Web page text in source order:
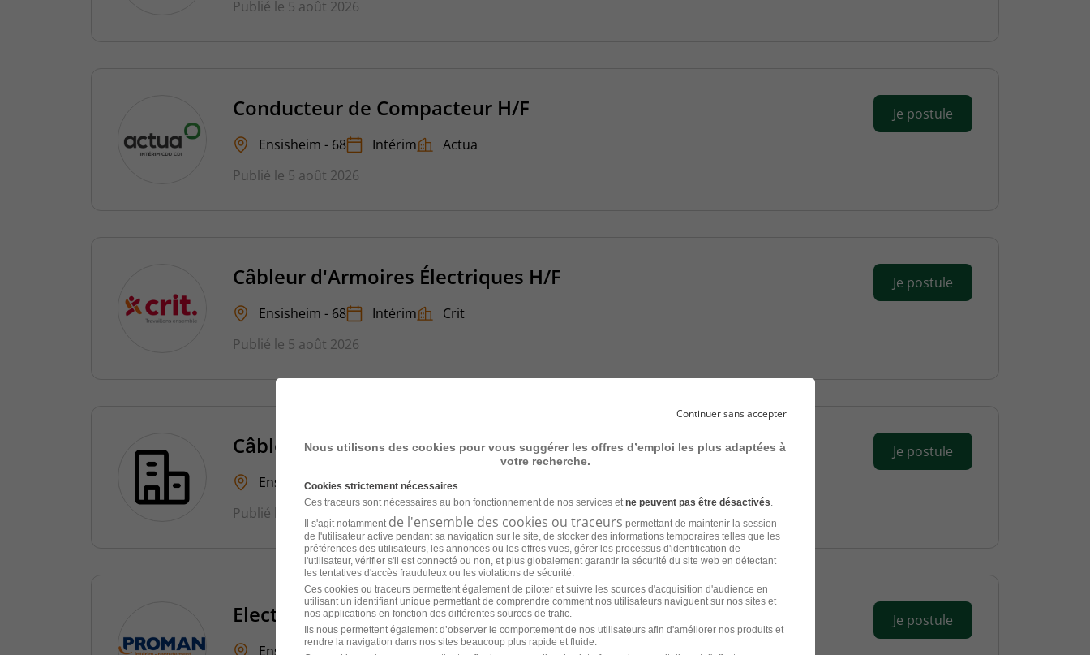
Publié le 5 août 2026
Conducteur de Compacteur H/F
Ensisheim - 68 Intérim
Actua
Publié le 5 août 2026
Je postule
Câbleur d'Armoires Électriques H/F
Ensisheim - 68 Intérim
Crit
Publié le 5 août 2026
Je postule
Câbleur d'Armoires Électriques H/F
Ensisheim - 68 Intérim
France Travail
Publié le 5 août 2026
Je postule
Electricien Batiment H/F
Ensisheim - 68 Intérim
PROMAN
Je postule
Continuer sans accepter
Nous utilisons des cookies pour vous suggérer les offres d’emploi les plus adaptées à
votre recherche.
Cookies strictement nécessaires
Ces traceurs sont nécessaires au bon fonctionnement de nos services et ne peuvent pas être désactivés
Il s'agit notamment de l'ensemble des cookies ou traceurs permettant de maintenir la session
de l'utilisateur active pendant sa navigation sur le site, de stocker des informations temporaires telles que les
préférences des utilisateurs, les annonces ou les offres vues, gérer les processus d'identification de
l'utilisateur, vérifier s'il est connecté ou non, et plus globalement garantir la sécurité du site web en détectant
les tentatives d'accès frauduleux ou les violations de sécurité.
Ces cookies ou traceurs permettent également de piloter et suivre les sources d'acquisition d'audience en
utilisant un identifiant unique permettant de comprendre comment nos utilisateurs naviguent sur nos sites et
nos applications en fonction des différentes sources de trafic.
Ils nous permettent également d’observer le comportement de nos utilisateurs afin d'améliorer nos produits et
rendre la navigation dans nos sites beaucoup plus rapide et fluide.